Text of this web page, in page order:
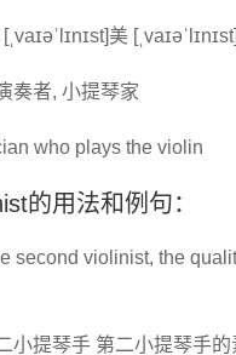
美 [ˌvaɪəˈlɪnɪst]
奏者, 小提琴家
who plays the violin
的用法和例句：
second violinist, the
小提琴手 第二小提琴手